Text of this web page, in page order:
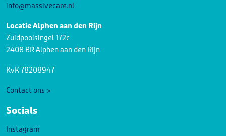
info@massivecare.nl
Locatie Alphen aan den Rijn
Zuidpoolsingel 172c
2408 BR Alphen aan den Rijn
KvK 78208947
Contact ons >
Socials
Instagram